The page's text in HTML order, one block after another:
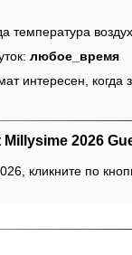
температура
любое_время
интересен, когда
2026
кликните по